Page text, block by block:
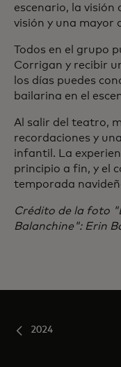
escenario, la visión
visión y una mayor
Todos en el grupo
Corrigan y recibir
los días puedes
bailarina en el
Al salir del teatro,
recordaciones y
infantil. La
principio a fin, y el
temporada
Crédito de la foto
Balanchine": Erin
2024